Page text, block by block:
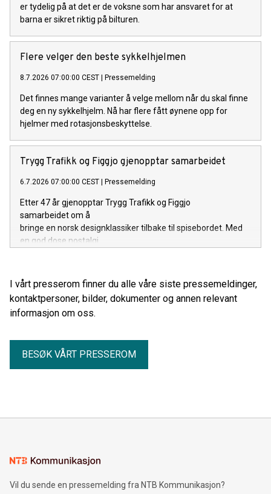
er tydelig på at det er de voksne som har ansvaret for at
barna er sikret riktig på bilturen.
Flere velger den beste sykkelhjelmen
8.7.2026 07:00:00 CEST Pressemelding
Det finnes mange varianter å velge mellom når du skal finne
deg en ny sykkelhjelm. Nå har flere fått øynene opp for
hjelmer med rotasjonsbeskyttelse.
Trygg Trafikk og Figgjo gjenopptar samarbeidet
6.7.2026 07:00:00 CEST Pressemelding
Etter 47 år gjenopptar Trygg Trafikk og Figgjo
samarbeidet om å
bringe en norsk designklassiker tilbake til spisebordet. Med
en god dose nostalgi.
I vårt presserom finner du alle våre siste pressemeldinger,
kontaktpersoner, bilder, dokumenter og annen relevant
informasjon om oss.
BESØK VÅRT PRESSEROM
Vil du sende en pressemelding fra NTB Kommunikasjon?